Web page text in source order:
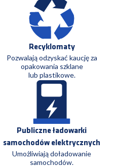
Recyklomaty
Pozwalają odzyskać kaucję za
opakowania szklane
lub plastikowe.
Publiczne ładowarki
samochodów elektrycznych
Umożliwiają doładowanie
samochodów.